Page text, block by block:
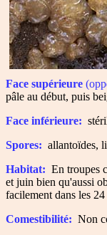
Face supérieure
pâle au début, puis
Face inférieure:
Spores: allantoïdes,
Habitat: En troupes
et juin bien qu'aussi
facilement dans les
Comestibilité: Non